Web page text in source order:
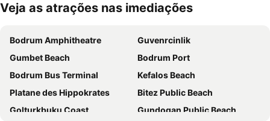
Ampliar mapa
Veja as atrações nas imediações
Bodrum Amphitheatre
Guvenrcinlik
Gumbet Beach
Bodrum Port
Bodrum Bus Terminal
Kefalos Beach
Platane des Hippokrates
Bitez Public Beach
Golturkbuku Coast
Gundogan Public Beach